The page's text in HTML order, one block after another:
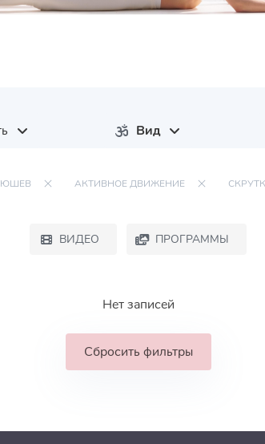
Вид
АКТИВНОЕ ДВИЖЕНИЕ
ВИДЕО ПРОГРАММЫ
Нет записей
Сбросить фильтры